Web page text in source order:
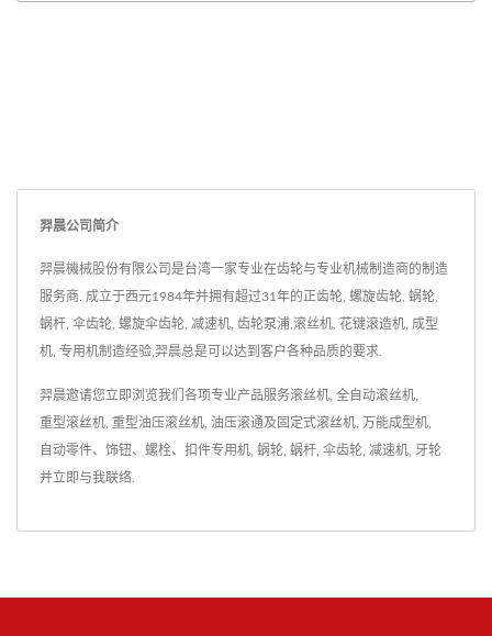
羿晨公司简介
羿晨機械股份有限公司是台湾一家专业在齿轮与专业机械制造商的制造
服务商. 成立于西元1984年并拥有超过31年的正齿轮, 螺旋齿轮, 蜗轮,
蜗杆, 伞齿轮, 螺旋伞齿轮, 减速机, 齿轮泵浦,滚丝机, 花键滚造机, 成型
机, 专用机制造经验,羿晨总是可以达到客户各种品质的要求.
羿晨邀请您立即浏览我们各项专业产品服务滚丝机 全自动滚丝机
重型滚丝机 重型油压滚丝机 油压滚通及固定式滚丝机 万能成型机
自动零件、饰钮、螺栓、扣件专用机 蜗轮 蜗杆 伞齿轮 减速机 牙轮
并立即与我联络